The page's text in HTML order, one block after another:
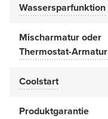
Wassersparfunktion
Mischarmatur oder
Thermostat-Armatur
Coolstart
Produktgarantie